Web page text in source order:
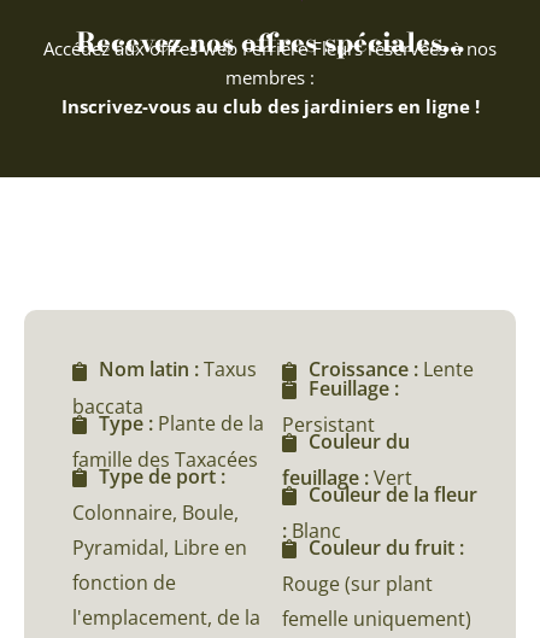
Recevez nos offres spéciales...
Accédez aux offres web Ferriere Fleurs réservées à nos
membres :
Inscrivez-vous au club des jardiniers en ligne !
Nom latin :Taxus
baccata
Type : Plante de la
famille des Taxacées
Type de port :
Colonnaire, Boule,
Pyramidal, Libre en
fonction de
l'emplacement, de la
Croissance : Lente
Feuillage :
Persistant
Couleur du
feuillage :Vert
Couleur de la fleur
: Blanc
Couleur du fruit :
Rouge (sur plant
femelle uniquement)